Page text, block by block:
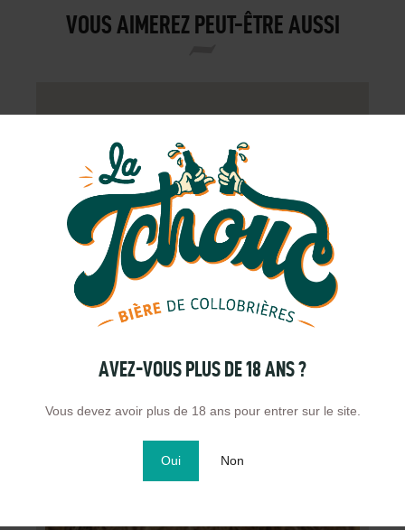
AVEZ-VOUS PLUS DE 18 ANS ?
Vous devez avoir plus de 18 ans pour entrer sur le site.
Oui Non
VOUS AIMEREZ PEUT-ÊTRE AUSSI